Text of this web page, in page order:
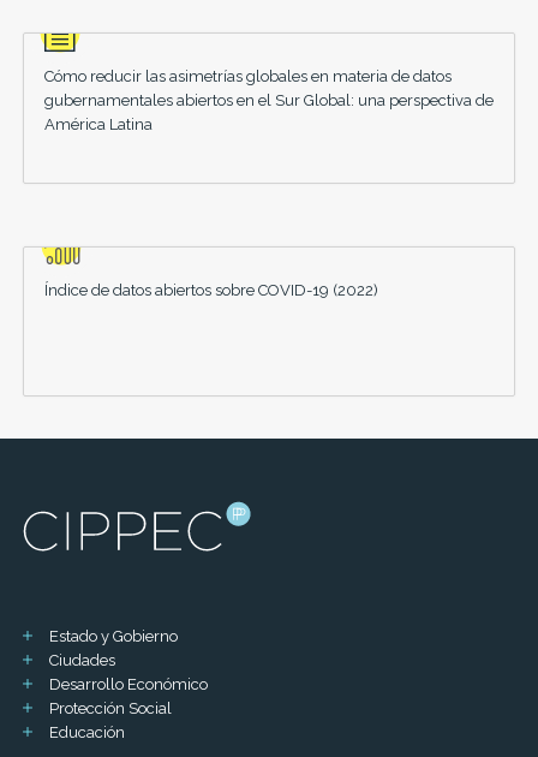
Cómo reducir las asimetrías globales en materia de datos
gubernamentales abiertos en el Sur Global: una perspectiva de
América Latina
Índice de datos abiertos sobre COVID-19 (2022)
Estado y Gobierno
Ciudades
Desarrollo Económico
Protección Social
Educación